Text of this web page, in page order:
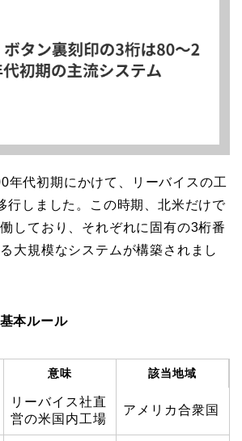
年代初期にかけて、リーバイスの工
行しました。この時期、北米だけで
しており、それぞれに固有の3桁番
大規模なシステムが構築されまし
本ルール
意味 該当地域
リーバイス社直
営の米国内工場
アメリカ合衆国